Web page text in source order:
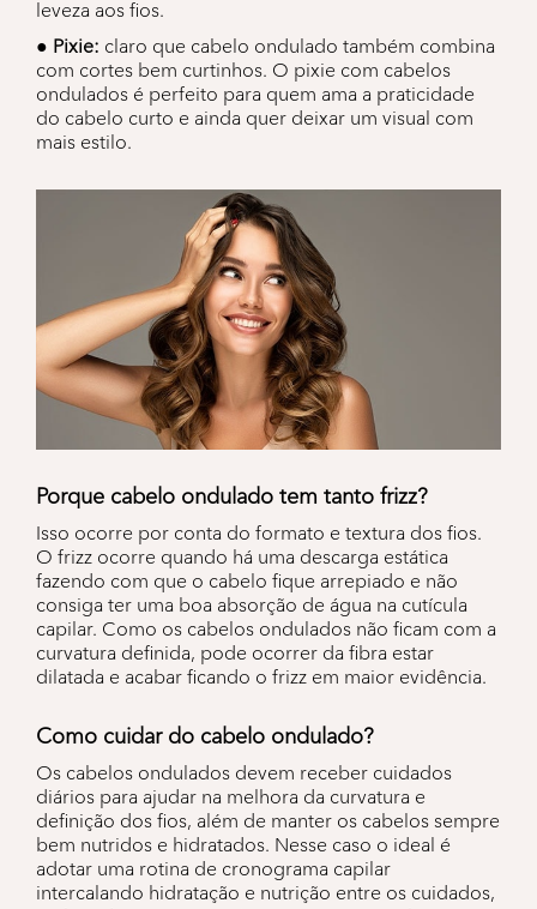
leveza aos fios.
● Pixie: claro que cabelo ondulado também combina
com cortes bem curtinhos. O pixie com cabelos
ondulados é perfeito para quem ama a praticidade
do cabelo curto e ainda quer deixar um visual com
mais estilo.
Porque cabelo ondulado tem tanto frizz?
Isso ocorre por conta do formato e textura dos fios.
O frizz ocorre quando há uma descarga estática
fazendo com que o cabelo fique arrepiado e não
consiga ter uma boa absorção de água na cutícula
capilar. Como os cabelos ondulados não ficam com a
curvatura definida, pode ocorrer da fibra estar
dilatada e acabar ficando o frizz em maior evidência.
Como cuidar do cabelo ondulado?
Os cabelos ondulados devem receber cuidados
diários para ajudar na melhora da curvatura e
definição dos fios, além de manter os cabelos sempre
bem nutridos e hidratados. Nesse caso o ideal é
adotar uma rotina de cronograma capilar
intercalando hidratação e nutrição entre os cuidados,